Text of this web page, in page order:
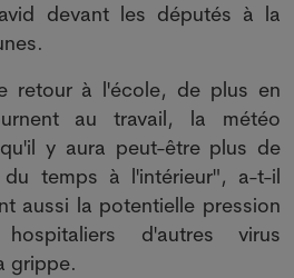
devant les députés à la
retour à l'école, de plus en
au travail, la météo
y aura peut-être plus de
temps à l'intérieur", a-t-il
aussi la potentielle pression
d'autres virus
grippe.